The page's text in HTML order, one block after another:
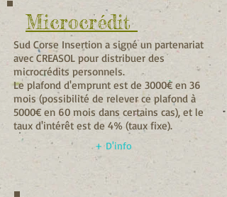
Microcrédit
Sud Corse Insertion a signé un partenariat
avec CREASOL pour distribuer des
microcrédits personnels.
Le plafond d'emprunt est de 3000€ en 36
mois (possibilité de relever ce plafond à
5000€ en 60 mois dans certains cas), et le
taux d'intérêt est de 4% (taux fixe).
+ D'info